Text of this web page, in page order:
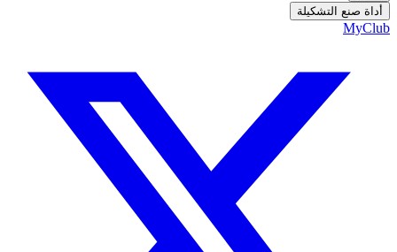
أداة صنع التشكيلة
MyClub